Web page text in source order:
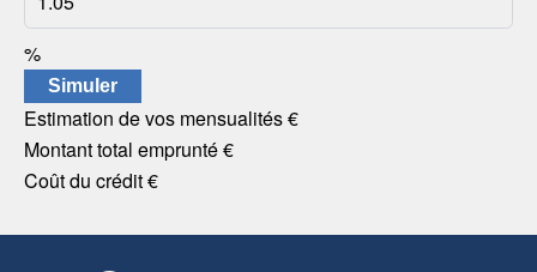
%
Simuler
Estimation de vos mensualités€
Montant total emprunté€
Coût du crédit€